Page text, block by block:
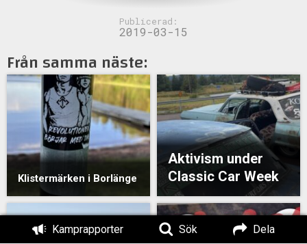
Kamprapporter Sök Dela
Publicerad:
2019-03-15
Från samma näste:
Klistermärken i Borlänge
Aktivism under
Classic Car Week